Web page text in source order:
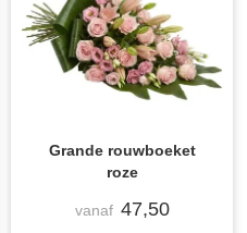
Grande rouwboeket
roze
vanaf 47,50